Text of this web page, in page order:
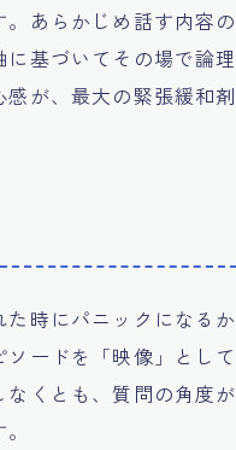
あらかじめ話す内容の
基づいてその場で論理
が、最大の緊張緩和剤
時にパニックになるか
ードを「映像」として
くとも、質問の角度が